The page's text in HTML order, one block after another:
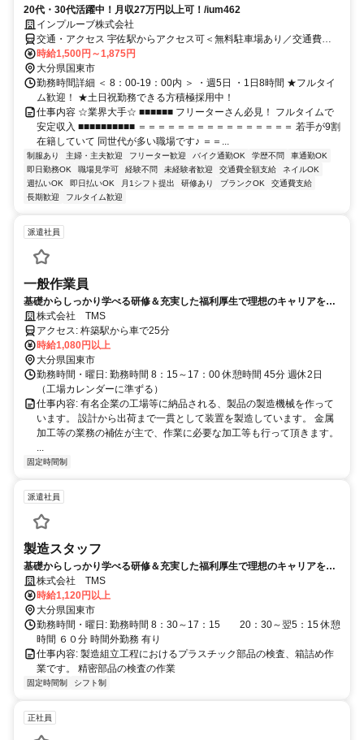
20代・30代活躍中！月収27万円以上可！/ium462
インプルーブ株式会社
交通・アクセス 宇佐駅からアクセス可＜無料駐車場あり／交通費全
額支給＞
時給1,500円～1,875円
大分県国東市
勤務時間詳細 ＜ 8：00-19：00内 ＞ ・週5日 ・1日8時間 ★フルタイ
ム歓迎！ ★土日祝勤務できる方積極採用中！
仕事内容 ☆業界大手☆ ■■■■■■ フリーターさん必見！ フルタイムで
安定収入 ■■■■■■■■■■ ＝＝＝＝＝＝＝＝＝＝＝＝＝＝＝＝ 若手が9割
在籍していて 同世代が多い職場です♪ ＝＝...
制服あり 主婦・主夫歓迎 フリーター歓迎 バイク通勤OK 学歴不問
車通勤OK
即日勤務OK
職場見学可 経験不問 未経験者歓迎 交通費全額支給
ネイルOK
週払いOK
即日払いOK 月1シフト提出 研修あり ブランクOK
交通費支給
長期歓迎
フルタイム歓迎
派遣社員
一般作業員
基礎からしっかり学べる研修＆充実した福利厚生で理想のキャリアを創
造 株式会社 TMS
アクセス: 杵築駅から車で25分
時給1,080円以上
大分県国東市
勤務時間・曜日: 勤務時間 8：15～17：00 休憩時間 45分 週休2日
（工場カレンダーに準ずる）
仕事内容: 有名企業の工場等に納品される、製品の製造機械を作って
います。 設計から出荷まで一貫として装置を製造しています。 金属
加工等の業務の補佐が主で、作業に必要な加工等も行って頂きます。
固定時間制
派遣社員
製造スタッフ
基礎からしっかり学べる研修＆充実した福利厚生で理想のキャリアを創
造 株式会社 TMS
時給1,120円以上
大分県国東市
勤務時間・曜日: 勤務時間 8：30～17：15 20：30～翌5：15 休憩
時間 ６０分 時間外勤務 有り
仕事内容: 製造組立工程におけるプラスチック部品の検査、箱詰め作
業です。 精密部品の検査の作業
固定時間制 シフト制
正社員